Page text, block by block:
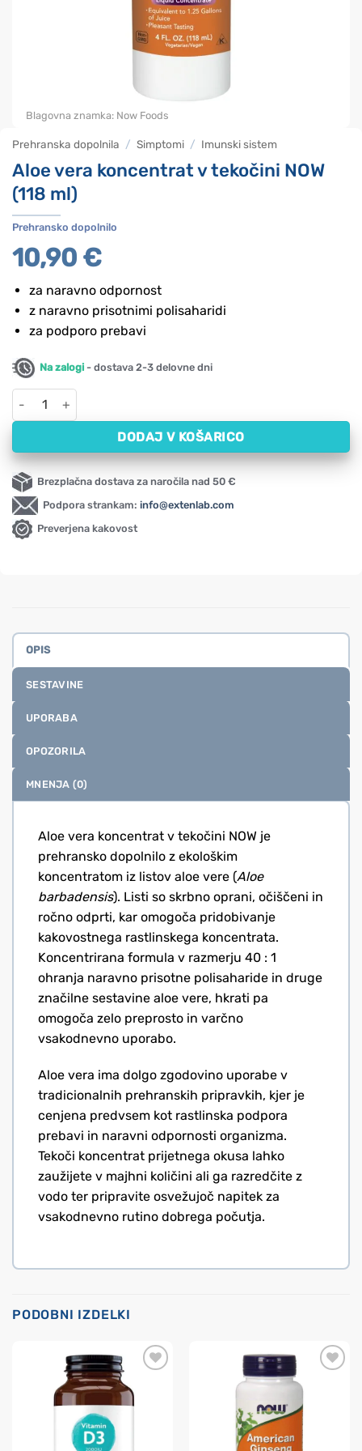
Prehranska dopolnila / Simptomi / Imunski sistem
Aloe vera koncentrat v tekočini NOW
(118 ml)
Prehransko dopolnilo
10,90 €
za naravno odpornost
z naravno prisotnimi polisaharidi
za podporo prebavi
Na zalogi - dostava 2-3 delovne dni
Aloe vera koncentrat v tekočini NOW (118 ml) količina
DODAJ V KOŠARICO
Brezplačna dostava za naročila nad 50 €
Podpora strankam: info@extenlab.com
Preverjena kakovost
Blagovna znamka: Now Foods
OPIS
SESTAVINE
UPORABA
OPOZORILA
MNENJA (0)
Aloe vera koncentrat v tekočini NOW je
prehransko dopolnilo z ekološkim
koncentratom iz listov aloe vere (Aloe
barbadensis). Listi so skrbno oprani, očiščeni in
ročno odprti, kar omogoča pridobivanje
kakovostnega rastlinskega koncentrata.
Koncentrirana formula v razmerju 40 : 1
ohranja naravno prisotne polisaharide in druge
značilne sestavine aloe vere, hkrati pa
omogoča zelo preprosto in varčno
vsakodnevno uporabo.
Aloe vera ima dolgo zgodovino uporabe v
tradicionalnih prehranskih pripravkih, kjer je
cenjena predvsem kot rastlinska podpora
prebavi in naravni odpornosti organizma.
Tekoči koncentrat prijetnega okusa lahko
zaužijete v majhni količini ali ga razredčite z
vodo ter pripravite osvežujoč napitek za
vsakodnevno rutino dobrega počutja.
PODOBNI IZDELKI